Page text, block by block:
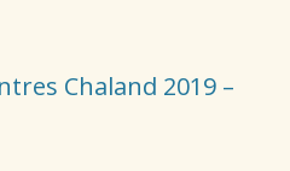
Chaland 2019 –